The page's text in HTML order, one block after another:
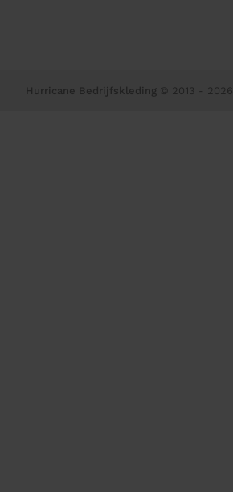
Hurricane Bedrijfskleding © 2013 - 2026